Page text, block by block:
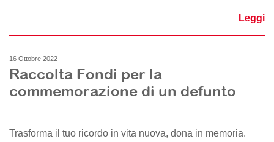
Leggi
16 Ottobre 2022
Raccolta Fondi per la
commemorazione di un defunto
Trasforma il tuo ricordo in vita nuova, dona in memoria.